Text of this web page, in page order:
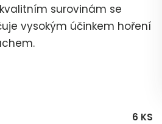
surovinám se
vysokým účinkem hoření
6 KS